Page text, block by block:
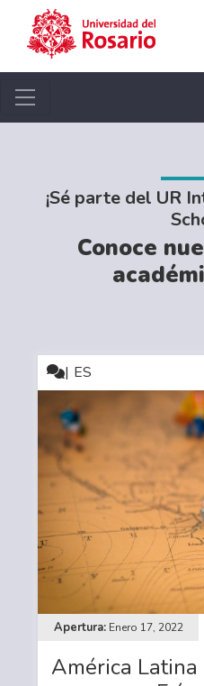
¡Sé parte del UR
Conoce
ES
Enero 17, 2022
América Latina